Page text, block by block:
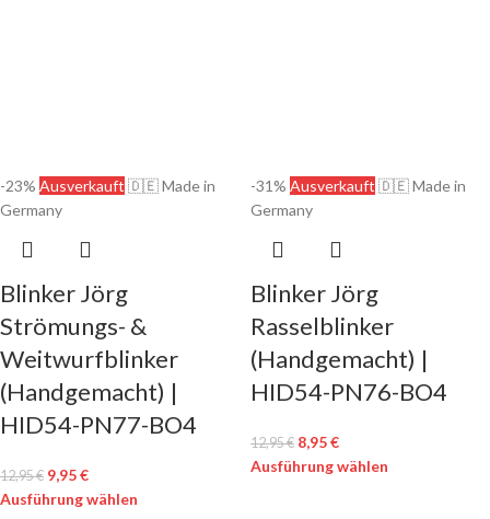
-23% Ausverkauft 🇩🇪 Made in
Germany
Blinker Jörg
Strömungs- &
Weitwurfblinker
(Handgemacht) |
HID54-PN77-BO4
12,95€ 9,95€
Ausführung wählen
-31% Ausverkauft 🇩🇪 Made in
Germany
Blinker Jörg
Rasselblinker
(Handgemacht) |
HID54-PN76-BO4
12,95€ 8,95€
Ausführung wählen